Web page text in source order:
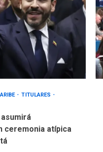
TITULARES
asumirá
ceremonia atípica